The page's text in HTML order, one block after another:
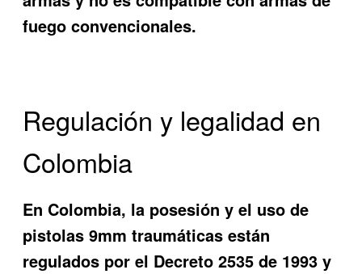
fuego convencionales.
Regulación y legalidad en
Colombia
En Colombia, la posesión y el uso de
pistolas 9mm traumáticas están
regulados por el Decreto 2535 de 1993 y